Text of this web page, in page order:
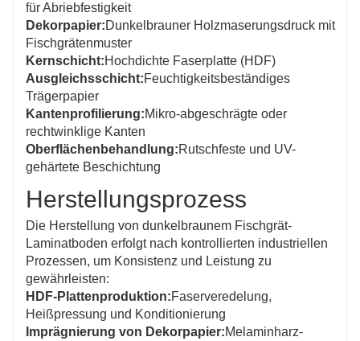
für Abriebfestigkeit
Dekorpapier:Dunkelbrauner Holzmaserungsdruck mit
Fischgrätenmuster
Kernschicht:Hochdichte Faserplatte (HDF)
Ausgleichsschicht:Feuchtigkeitsbeständiges
Trägerpapier
Kantenprofilierung:Mikro-abgeschrägte oder
rechtwinklige Kanten
Oberflächenbehandlung:Rutschfeste und UV-
gehärtete Beschichtung
Herstellungsprozess
Die Herstellung von dunkelbraunem Fischgrät-
Laminatboden erfolgt nach kontrollierten industriellen
Prozessen, um Konsistenz und Leistung zu
gewährleisten:
HDF-Plattenproduktion:Faserveredelung,
Heißpressung und Konditionierung
Imprägnierung von Dekorpapier:Melaminharz-